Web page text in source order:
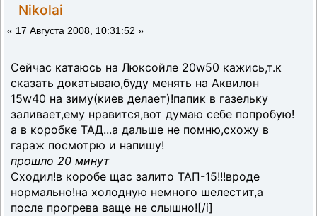
Nikolai
« 17 Августа 2008, 10:31:52 »
Сейчас катаюсь на Люксойле 20w50 кажись,т.к
сказать докатываю,буду менять на Аквилон
15w40 на зиму(киев делает)!папик в газельку
заливает,ему нравится,вот думаю себе попробую!
а в коробке ТАД...а дальше не помню,схожу в
гараж посмотрю и напишу!
прошло 20 минут
Сходил!в коробе щас залито ТАП-15!!!вроде
нормально!на холодную немного шелестит,а
после прогрева ваще не слышно![/i]